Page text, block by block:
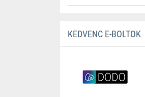
KEDVENC E-BOLTOK